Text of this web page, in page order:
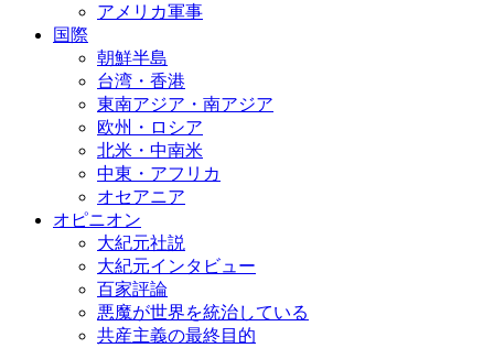
アメリカ軍事
国際
朝鮮半島
台湾・香港
東南アジア・南アジア
欧州・ロシア
北米・中南米
中東・アフリカ
オセアニア
オピニオン
大紀元社説
大紀元インタビュー
百家評論
悪魔が世界を統治している
共産主義の最終目的